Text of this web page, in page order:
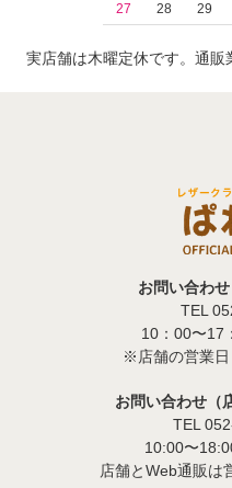
27
28 29
実店舗は木曜定休です。通販
お問い合わせ
TEL
10：00〜17
※店舗の営業日
お問い合わせ（
TEL
10:00〜
店舗とWeb通販は